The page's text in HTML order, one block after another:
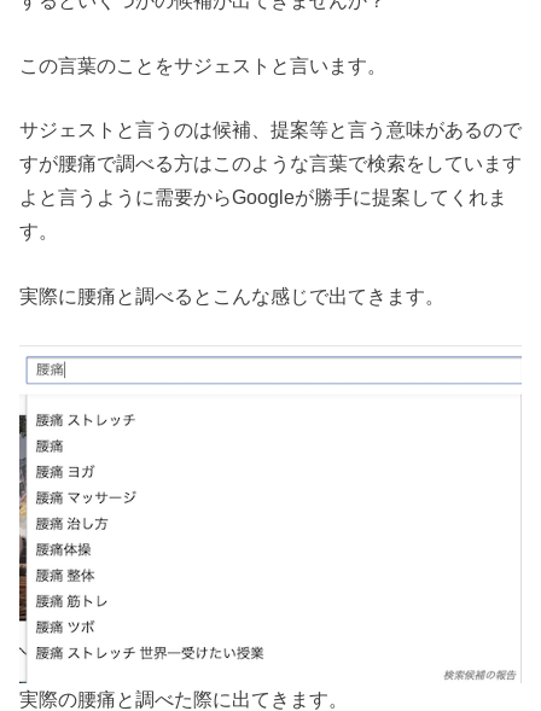
この言葉のことをサジェストと言います。
サジェストと言うのは候補、提案等と言う意味があるので
すが腰痛で調べる方はこのような言葉で検索をしています
よと言うように需要からGoogleが勝手に提案してくれま
す。
実際に腰痛と調べるとこんな感じで出てきます。
実際の腰痛と調べた際に出てきます。